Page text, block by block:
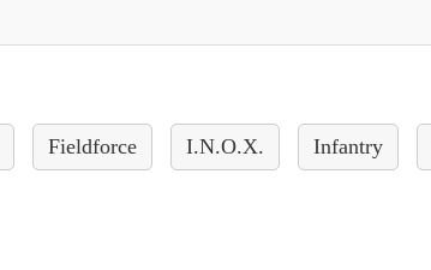
Fieldforce I.N.O.X. Infantry